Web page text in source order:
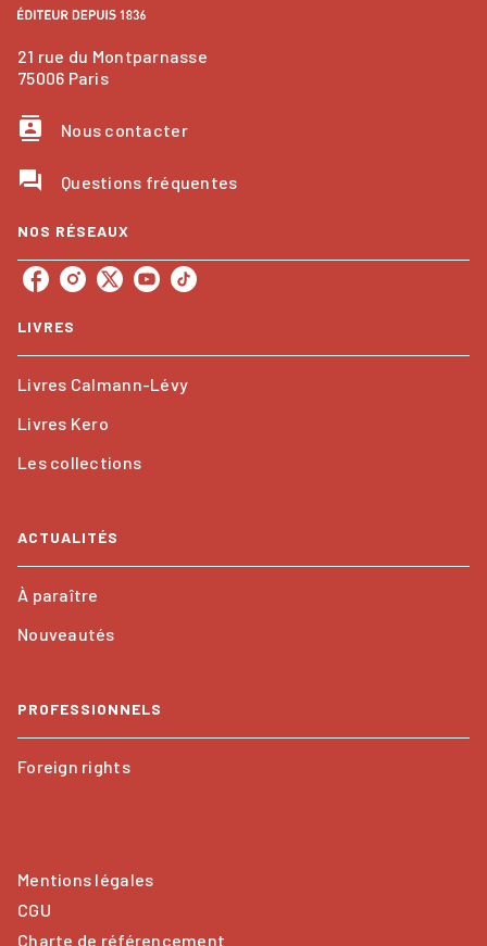
21 rue du Montparnasse
75006 Paris
contacts Nous contacter
question_answer Questions fréquentes
NOS RÉSEAUX
LIVRES
Livres Calmann-Lévy
Livres Kero
Les collections
ACTUALITÉS
À paraître
Nouveautés
PROFESSIONNELS
Foreign rights
Mentions légales
CGU
Charte de référencement